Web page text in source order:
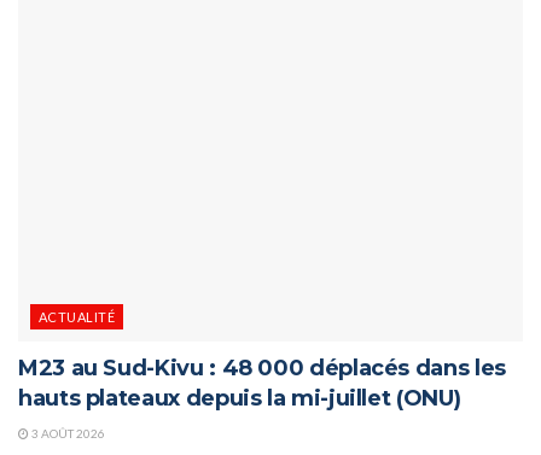
ACTUALITÉ
M23 au Sud-Kivu : 48 000 déplacés dans les
hauts plateaux depuis la mi-juillet (ONU)
3 AOÛT 2026